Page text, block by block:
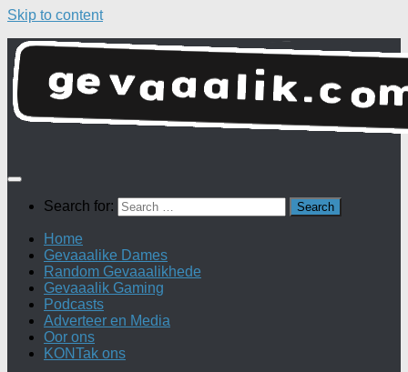
Skip to content
Search for:
Home
Gevaaalike Dames
Random Gevaaalikhede
Gevaaalik Gaming
Podcasts
Adverteer en Media
Oor ons
KONTak ons